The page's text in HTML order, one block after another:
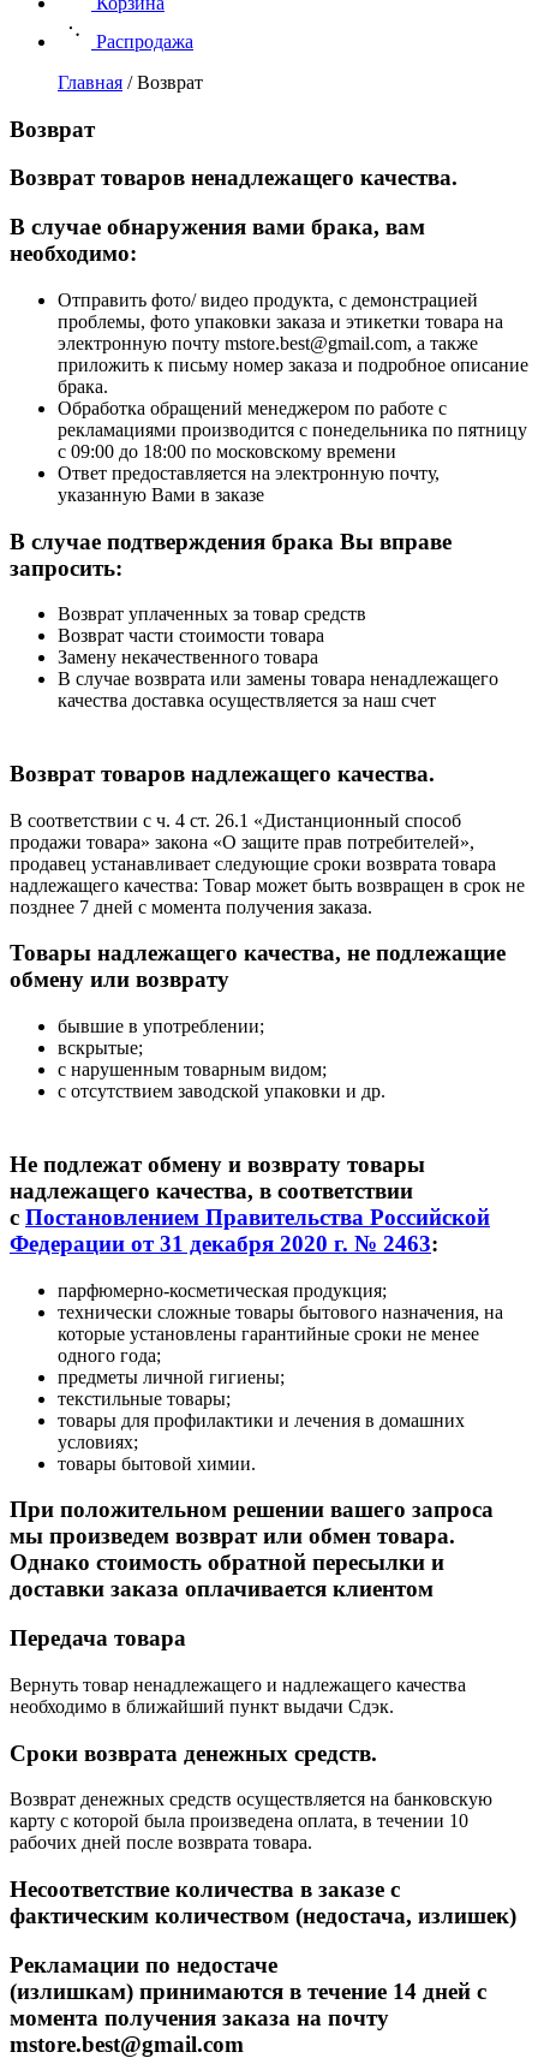
Распродажа
Главная /Возврат
Возврат
Возврат товаров ненадлежащего качества.
В случае обнаружения вами брака, вам
необходимо:
Отправить фото/ видео продукта, с демонстрацией
проблемы, фото упаковки заказа и этикетки товара на
электронную почту mstore.best@gmail.com, а также
приложить к письму номер заказа и подробное описание
брака.
Обработка обращений менеджером по работе с
рекламациями производится с понедельника по пятницу
с 09:00 до 18:00 по московскому времени
Ответ предоставляется на электронную почту,
указанную Вами в заказе
В случае подтверждения брака Вы вправе
запросить:
Возврат уплаченных за товар средств
Возврат части стоимости товара
Замену некачественного товара
В случае возврата или замены товара ненадлежащего
качества доставка осуществляется за наш счет
Возврат товаров надлежащего качества.
В соответствии с ч. 4 ст. 26.1 «Дистанционный способ
продажи товара» закона «О защите прав потребителей»,
продавец устанавливает следующие сроки возврата товара
надлежащего качества: Товар может быть возвращен в срок не
позднее 7 дней с момента получения заказа.
Товары надлежащего качества, не подлежащие
обмену или возврату
бывшие в употреблении;
вскрытые;
с нарушенным товарным видом;
с отсутствием заводской упаковки и др.
Не подлежат обмену и возврату товары
надлежащего качества, в соответствии
c Постановлением Правительства Российской
Федерации от 31 декабря 2020 г. № 2463:
парфюмерно-косметическая продукция;
технически сложные товары бытового назначения, на
которые установлены гарантийные сроки не менее
одного года;
предметы личной гигиены;
текстильные товары;
товары для профилактики и лечения в домашних
условиях;
товары бытовой химии.
При положительном решении вашего запроса
мы произведем возврат или обмен товара.
Однако стоимость обратной пересылки и
доставки заказа оплачивается клиентом
Передача товара
Вернуть товар ненадлежащего и надлежащего качества
необходимо в ближайший пункт выдачи Сдэк.
Сроки возврата денежных средств.
Возврат денежных средств осуществляется на банковскую
карту с которой была произведена оплата, в течении 10
рабочих дней после возврата товара.
Несоответствие количества в заказе с
фактическим количеством (недостача, излишек)
Рекламации по недостаче
(излишкам) принимаются в течение 14 дней с
момента получения заказа на почту
mstore.best@gmail.com